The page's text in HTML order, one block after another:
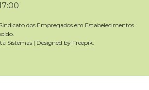
dos Empregados em Estabelecimentos
Sistemas | Designed by Freepik